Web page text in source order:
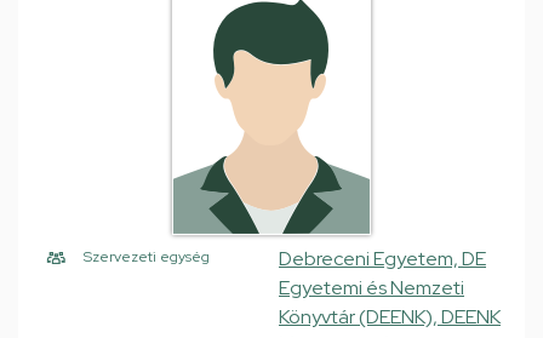
Szervezeti egység
Debreceni Egyetem, DE
Egyetemi és Nemzeti
Könyvtár (DEENK), DEENK